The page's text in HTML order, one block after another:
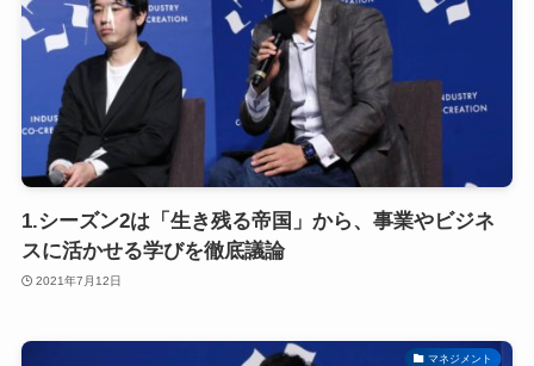
1.シーズン2は「生き残る帝国」から、事業やビジネ
スに活かせる学びを徹底議論
2021年7月12日
マネジメント